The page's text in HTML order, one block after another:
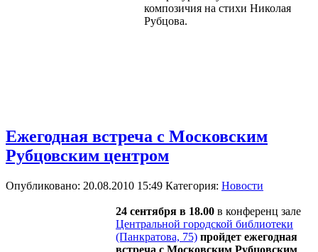
композичия на стихи Николая
Рубцова.
Ежегодная встреча с Московским
Рубцовским центром
Опубликовано: 20.08.2010 15:49 Категория: Новости
24 сентября в 18.00 в конференц зале
Центральной городской библиотеки
(Панкратова, 75) пройдет ежегодная
встреча с Московским Рубцовским